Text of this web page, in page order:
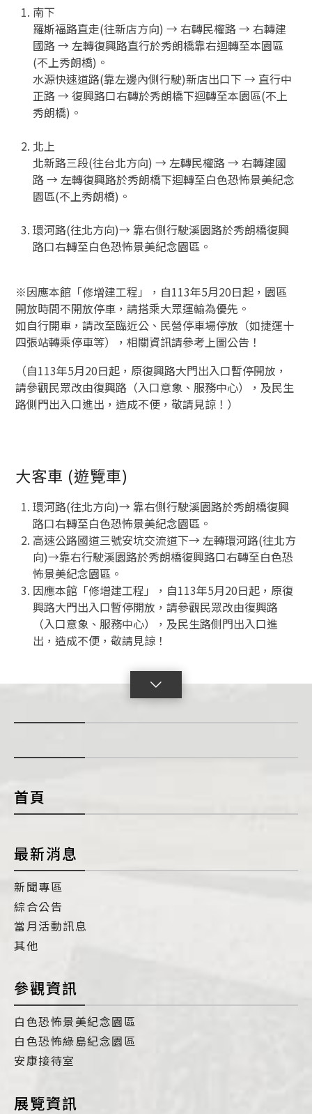
南下
羅斯福路直走(往新店方向) → 右轉民權路 → 右轉建
國路 → 左轉復興路直行於秀朗橋靠右迴轉至本園區
(不上秀朗橋)。
水源快速道路(靠左邊內側行駛)新店出口下 → 直行中
正路 → 復興路口右轉於秀朗橋下迴轉至本園區(不上
秀朗橋)。
北上
北新路三段(往台北方向) → 左轉民權路 → 右轉建國
路 → 左轉復興路於秀朗橋下迴轉至白色恐怖景美紀念
園區(不上秀朗橋)。
環河路(往北方向)→ 靠右側行駛溪園路於秀朗橋復興
路口右轉至白色恐怖景美紀念園區。
※因應本館「修增建工程」，自113年5月20日起，園區
開放時間不開放停車，請搭乘大眾運輸為優先。
如自行開車，請改至臨近公、民營停車場停放（如捷運十
四張站轉乘停車等），相關資訊請參考上圖公告！
（自113年5月20日起，原復興路大門出入口暫停開放，
請參觀民眾改由復興路（入口意象、服務中心），及民生
路側門出入口進出，造成不便，敬請見諒！）
大客車 (遊覽車)
環河路(往北方向)→ 靠右側行駛溪園路於秀朗橋復興
路口右轉至白色恐怖景美紀念園區。
高速公路國道三號安坑交流道下→ 左轉環河路(往北方
向)→靠右行駛溪園路於秀朗橋復興路口右轉至白色恐
怖景美紀念園區。
因應本館「修增建工程」，自113年5月20日起，原復
興路大門出入口暫停開放，請參觀民眾改由復興路
（入口意象、服務中心），及民生路側門出入口進
出，造成不便，敬請見諒！
首頁
最新消息
新聞專區
綜合公告
當月活動訊息
其他
參觀資訊
白色恐怖景美紀念園區
白色恐怖綠島紀念園區
安康接待室
展覽資訊